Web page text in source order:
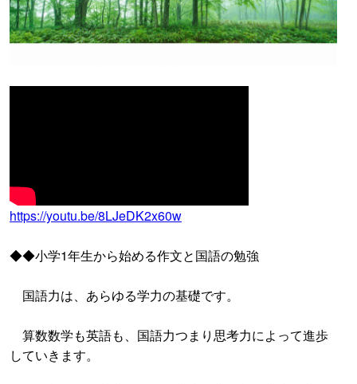
https://youtu.be/8LJeDK2x60w
◆◆小学1年生から始める作文と国語の勉強
国語力は、あらゆる学力の基礎です。
算数数学も英語も、国語力つまり思考力によって進歩
していきます。